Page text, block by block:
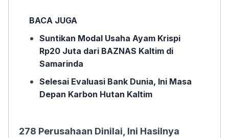
BACA JUGA
Suntikan Modal Usaha Ayam Krispi
Rp20 Juta dari BAZNAS Kaltim di
Samarinda
Selesai Evaluasi Bank Dunia, Ini Masa
Depan Karbon Hutan Kaltim
278 Perusahaan Dinilai, Ini Hasilnya